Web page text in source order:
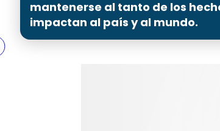
mantenerse al tanto de los
impactan al país y al mundo.